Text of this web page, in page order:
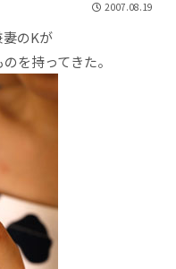
2007.08.19
のKが
を持ってきた。